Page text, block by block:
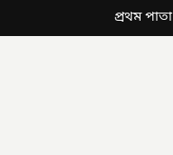
প্রথম পাতা